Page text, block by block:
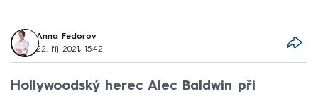
Anna Fedorov
22. říj 2021, 15:42
Hollywoodský herec Alec Baldwin při